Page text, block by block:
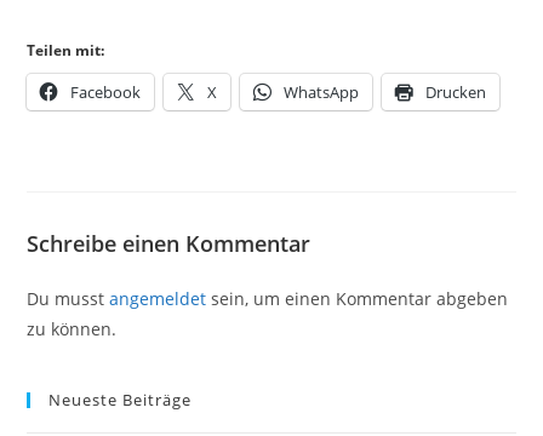
Teilen mit:
Facebook X WhatsApp Drucken
Schreibe einen Kommentar
Du musstangemeldet sein, um einen Kommentar abgeben
zu können.
Neueste Beiträge